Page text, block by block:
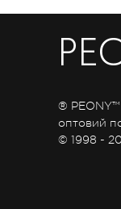
® PEONY™
оптовий
© 1998 -